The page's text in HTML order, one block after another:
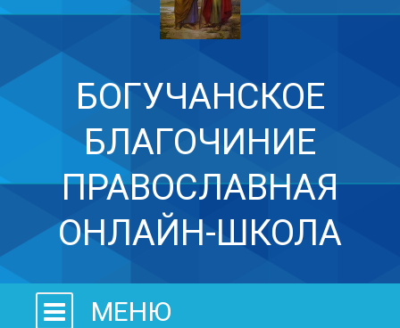
БОГУЧАНСКОЕ
БЛАГОЧИНИЕ
ПРАВОСЛАВНАЯ
ОНЛАЙН-ШКОЛА
МЕНЮ